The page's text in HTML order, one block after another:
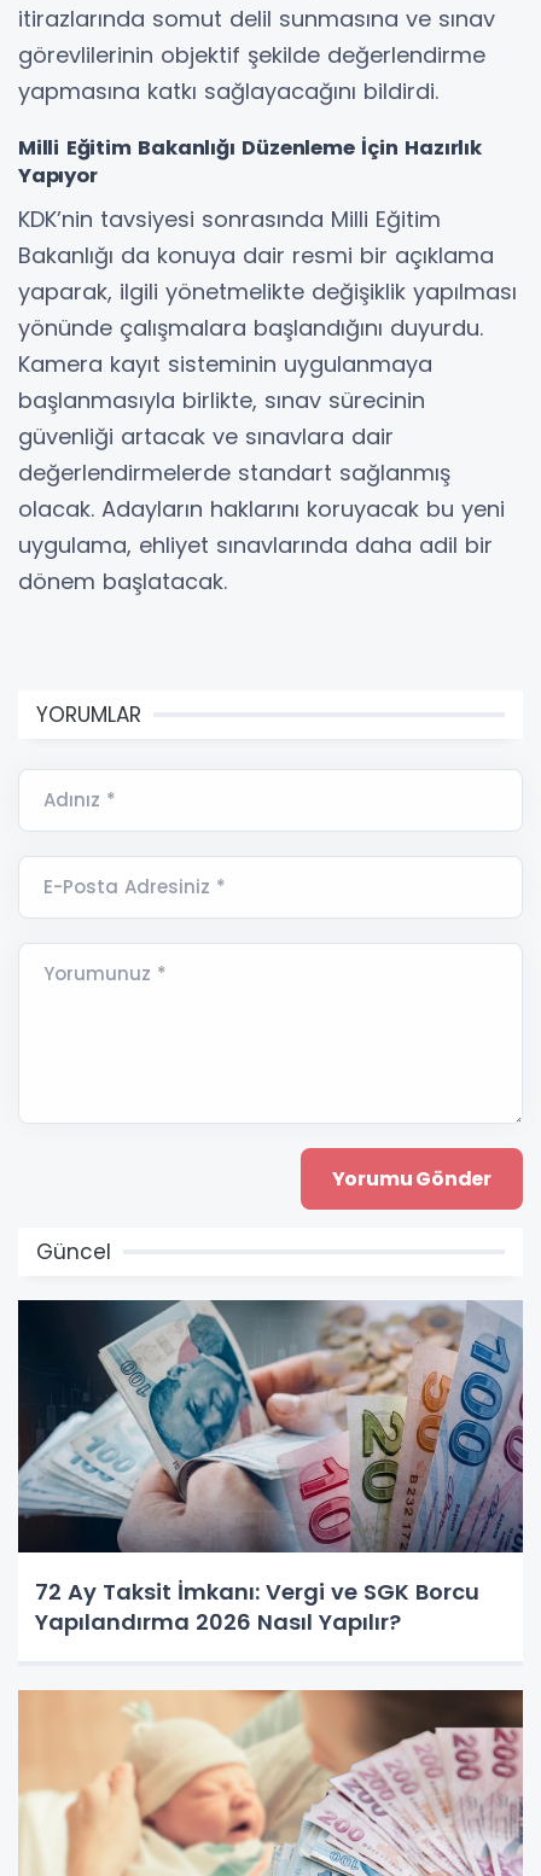
itirazlarında somut delil sunmasına ve sınav
görevlilerinin objektif şekilde değerlendirme
yapmasına katkı sağlayacağını bildirdi.
Milli Eğitim Bakanlığı Düzenleme İçin Hazırlık
Yapıyor
KDK’nin tavsiyesi sonrasında Milli Eğitim
Bakanlığı da konuya dair resmi bir açıklama
yaparak, ilgili yönetmelikte değişiklik yapılması
yönünde çalışmalara başlandığını duyurdu.
Kamera kayıt sisteminin uygulanmaya
başlanmasıyla birlikte, sınav sürecinin
güvenliği artacak ve sınavlara dair
değerlendirmelerde standart sağlanmış
olacak. Adayların haklarını koruyacak bu yeni
uygulama, ehliyet sınavlarında daha adil bir
dönem başlatacak.
YORUMLAR
Adınız *
E-Posta Adresiniz *
Yorumunuz *
Güncel
72 Ay Taksit İmkanı: Vergi ve SGK Borcu
Yapılandırma 2026 Nasıl Yapılır?